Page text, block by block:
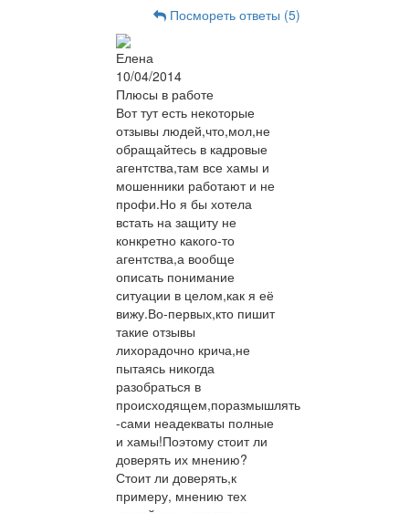
Посмореть ответы (5)
Елена
10/04/2014
Плюсы в работе
Вот тут есть некоторые
отзывы людей,что,мол,не
обращайтесь в кадровые
агентства,там все хамы и
мошенники работают и не
профи.Но я бы хотела
встать на защиту не
конкретно какого-то
агентства,а вообще
описать понимание
ситуации в целом,как я её
вижу.Во-первых,кто пишит
такие отзывы
лихорадочно крича,не
пытаясь никогда
разобраться в
происходящем,поразмышлять
-сами неадекваты полные
и хамы!Поэтому стоит ли
доверять их мнению?
Стоит ли доверять,к
примеру, мнению тех